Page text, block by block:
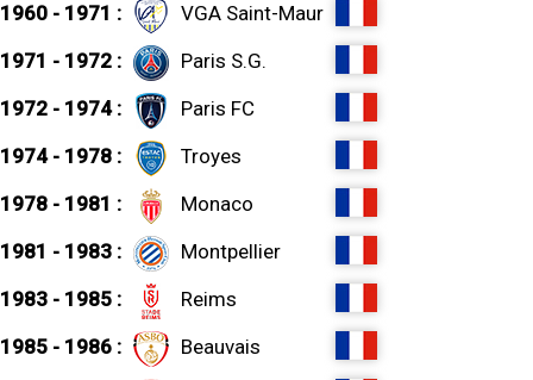
1960 - 1971 :
VGA Saint-Maur
1971 - 1972 :
Paris S.G.
1972 - 1974 :
Paris FC
1974 - 1978 :
Troyes
1978 - 1981 :
Monaco
1981 - 1983 :
Montpellier
1983 - 1985 :
Reims
1985 - 1986 :
Beauvais